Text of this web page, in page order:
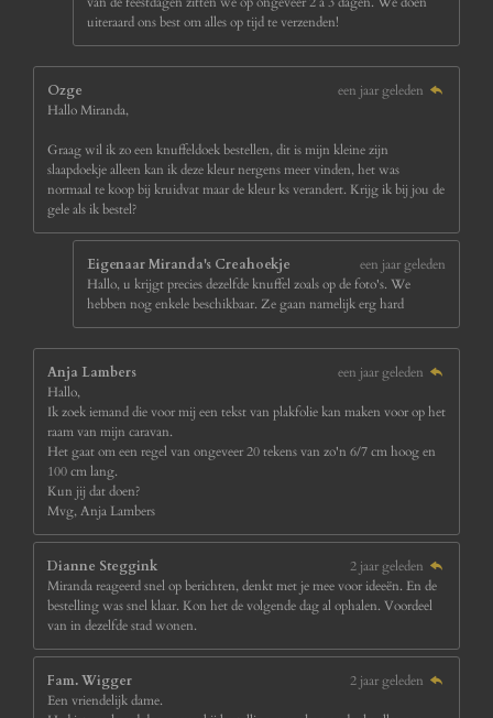
uiteraard ons best om alles op tijd te verzenden!
Ozge
een jaar geleden
Hallo Miranda,
Graag wil ik zo een knuffeldoek bestellen, dit is mijn kleine zijn
slaapdoekje alleen kan ik deze kleur nergens meer vinden, het was
normaal te koop bij kruidvat maar de kleur ks verandert. Krijg ik bij jou de
gele als ik bestel?
Eigenaar Miranda's Creahoekje
een jaar geleden
Hallo, u krijgt precies dezelfde knuffel zoals op de foto's. We
hebben nog enkele beschikbaar. Ze gaan namelijk erg hard
Anja Lambers
een jaar geleden
Hallo,
Ik zoek iemand die voor mij een tekst van plakfolie kan maken voor op het
raam van mijn caravan.
Het gaat om een regel van ongeveer 20 tekens van zo'n 6/7 cm hoog en
100 cm lang.
Kun jij dat doen?
Mvg, Anja Lambers
Dianne Steggink
2 jaar geleden
Miranda reageerd snel op berichten, denkt met je mee voor ideeën. En de
bestelling was snel klaar. Kon het de volgende dag al ophalen. Voordeel
van in dezelfde stad wonen.
Fam. Wigger
2 jaar geleden
Een vriendelijk dame.